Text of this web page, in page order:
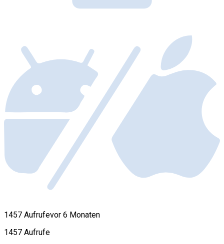
1457 Aufrufevor 6 Monaten
1457 Aufrufe